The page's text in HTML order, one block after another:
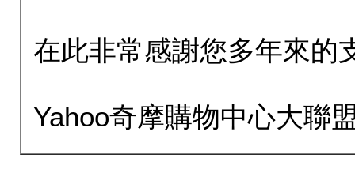
在此非常感謝您多年來的
Yahoo奇摩購物中心大